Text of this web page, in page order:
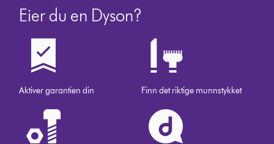
Eier du en Dyson?
Aktiver garantien din Finn det riktige munnstykket